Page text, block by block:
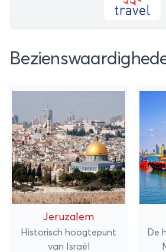
Jeruzalem
Historisch hoogtepunt
van Israël
De